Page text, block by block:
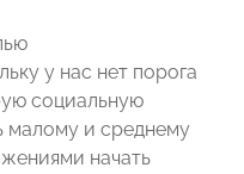
у нас нет порога
социальную
малому и среднему
начать